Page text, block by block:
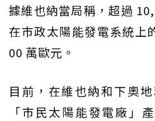
據維也納當局稱，超過
在市政太陽能發電系統上
00 萬歐元。
目前，在維也納和下奧
「市民太陽能發電廠」